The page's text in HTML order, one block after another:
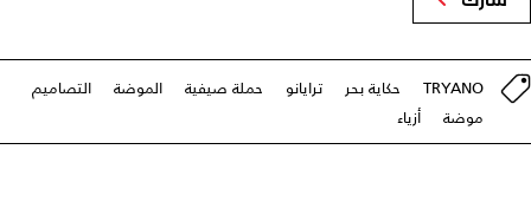
TRYANO حكاية بحر ترايانو حملة صيفية الموضة
التصاميم
موضة
أزياء